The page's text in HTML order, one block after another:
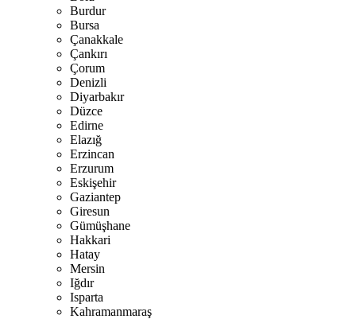
Burdur
Bursa
Çanakkale
Çankırı
Çorum
Denizli
Diyarbakır
Düzce
Edirne
Elazığ
Erzincan
Erzurum
Eskişehir
Gaziantep
Giresun
Gümüşhane
Hakkari
Hatay
Mersin
Iğdır
Isparta
Kahramanmaraş